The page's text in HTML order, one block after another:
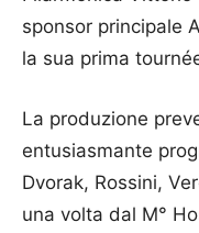
sponsor principale
la sua prima
La produzione
entusiasmante
Dvorak, Rossini,
una volta dal M°